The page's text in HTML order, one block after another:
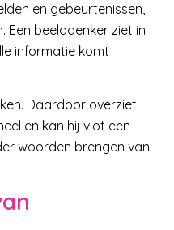
en gebeurtenissen,
Een beelddenker ziet in
informatie komt
Daardoor overziet
en kan hij vlot een
woorden brengen van